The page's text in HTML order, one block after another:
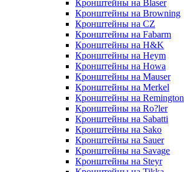
Кронштейны на Blaser
Кронштейны на Browning
Кронштейны на CZ
Кронштейны на Fabarm
Кронштейны на H&K
Кронштейны на Heym
Кронштейны на Howa
Кронштейны на Mauser
Кронштейны на Merkel
Кронштейны на Remington
Кронштейны на Ro?ler
Кронштейны на Sabatti
Кронштейны на Sako
Кронштейны на Sauer
Кронштейны на Savage
Кронштейны на Steyr